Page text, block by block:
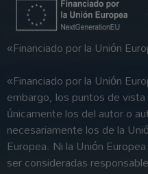
«Financiado por la Unión
«Financiado por la Unión
embargo, los puntos de
únicamente los del autor o
necesariamente los de la
Europea. Ni la Unión
ser consideradas